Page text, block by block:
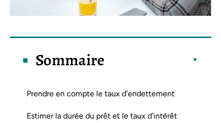
Sommaire
Prendre en compte le taux d’endettement
Estimer la durée du prêt et le taux d’intérêt